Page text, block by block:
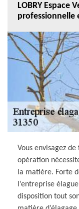
LOBRY Espace
professionnelle
Vous envisagez
opération
la matière. Forte
l’entreprise
disposition tout